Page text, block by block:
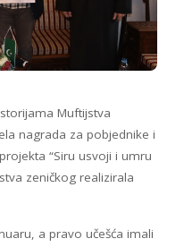
Muftijstva
nagrada za pobjednike i
“Siru usvoji i umru
zeničkog realizirala
a pravo učešća imali